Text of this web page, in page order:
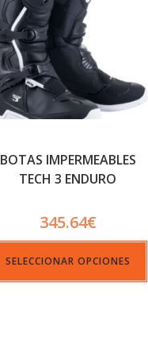
BOTAS IMPERMEABLES
TECH 3 ENDURO
345.64€
SELECCIONAR OPCIONES